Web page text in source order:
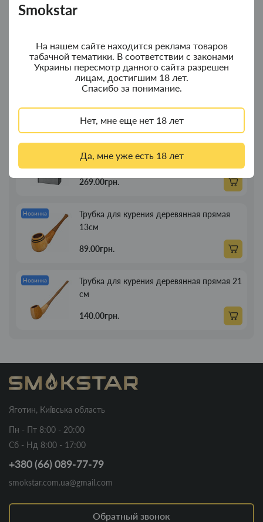
Smokstar
На нашем сайте находится реклама товаров
табачной тематики. В соответствии с законами
Украины пересмотр данного сайта разрешен
лицам, достигшим 18 лет.
Спасибо за понимание.
Нет, мне еще нет 18 лет
Да, мне уже есть 18 лет
Новинка
350.00грн.
Колпак для водного "Граната Ф1" - колпак
с дерева
зажигалкой 20 сиг
269.00грн.
Новинка
Трубка для курения деревянная прямая
13см
89.00грн.
Новинка
Трубка для курения деревянная прямая 21
см
140.00грн.
Яготин, Київська область
Пн - Пт 8:00 - 20:00
Сб - Нд 8:00 - 17:00
+380 (66) 089-77-79
smokstar.com.ua@gmail.com
Обратный звонок